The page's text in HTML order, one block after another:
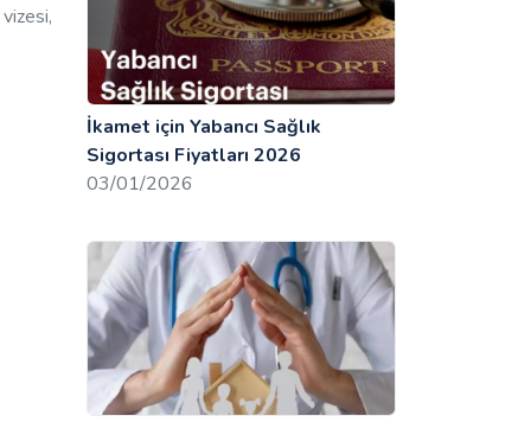
İkamet için Yabancı Sağlık
Sigortası Fiyatları 2026
03/01/2026